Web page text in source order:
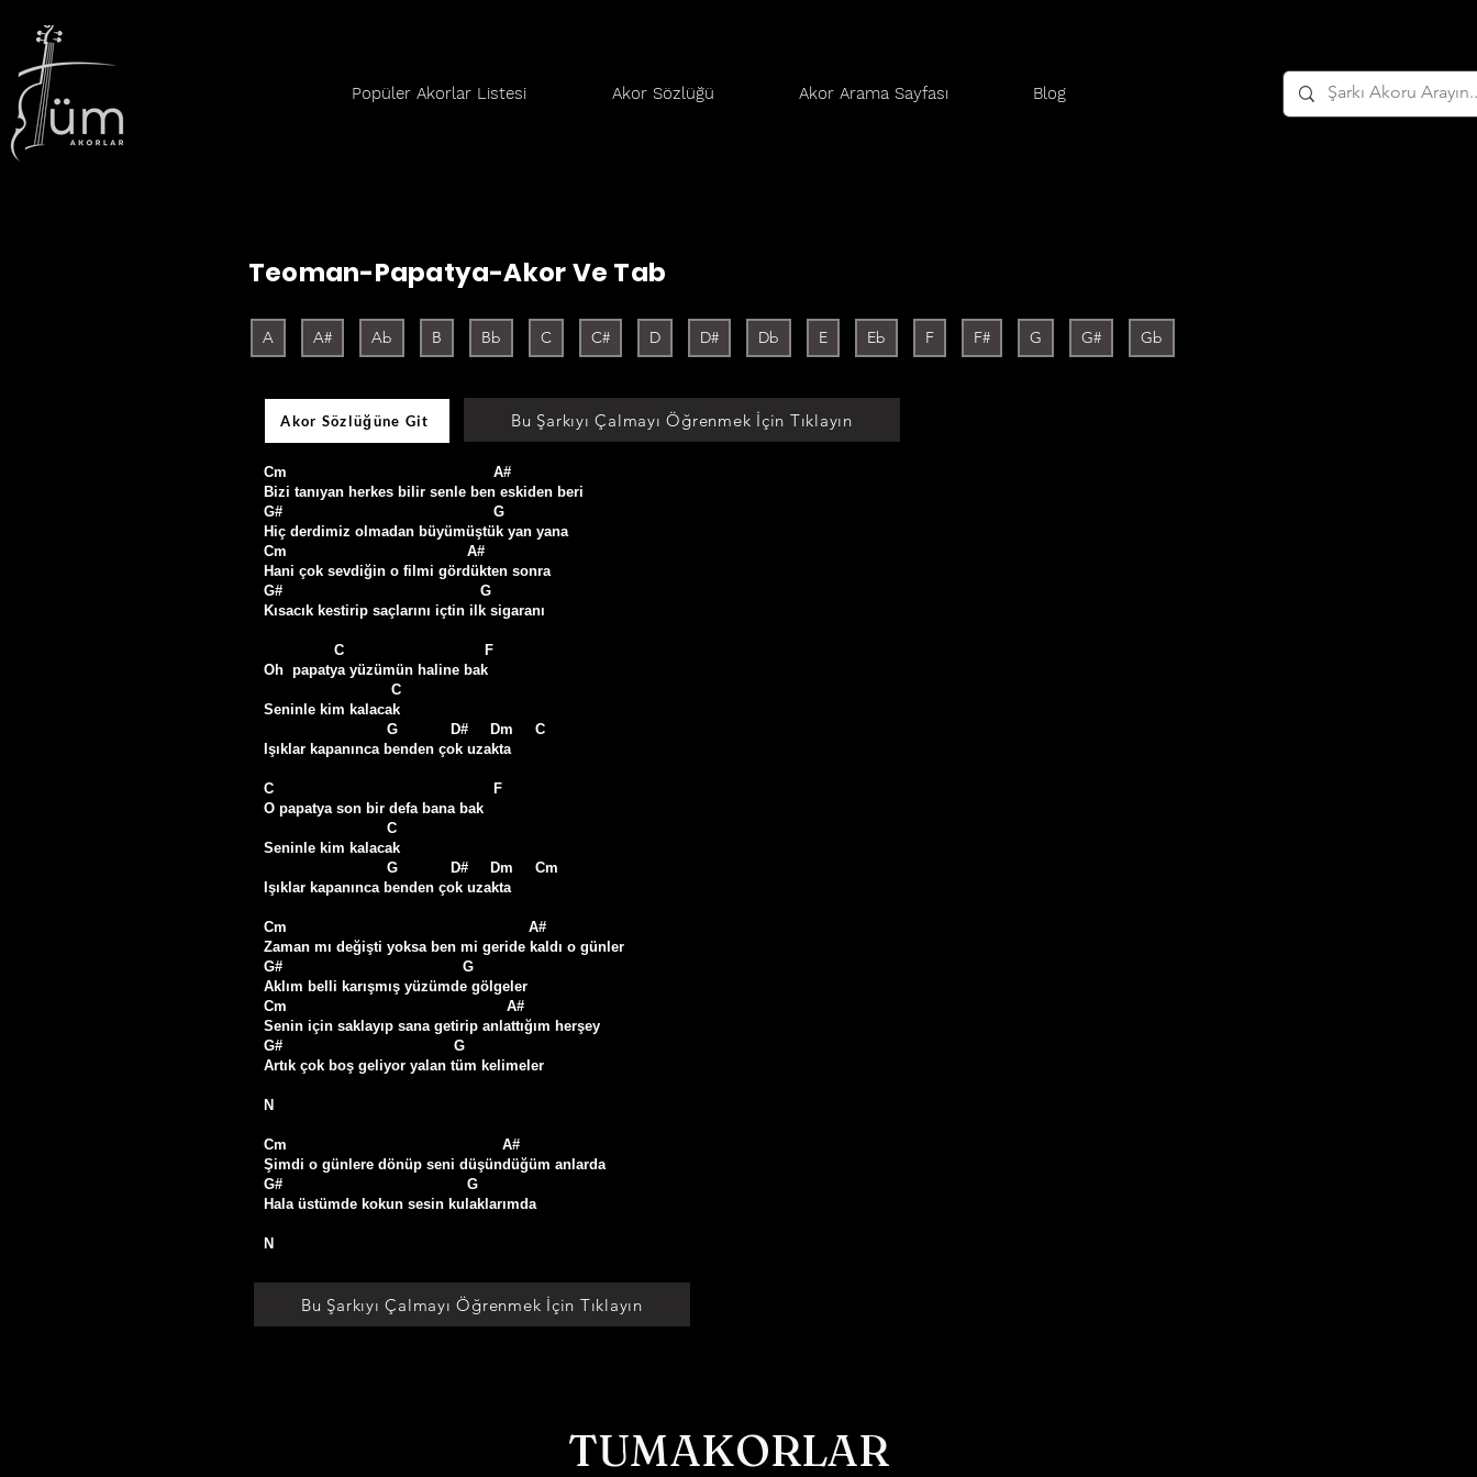
Popüler Akorlar Listesi Akor Sözlüğü Akor Arama Sayfası Blog
Teoman-Papatya-Akor Ve Tab
A A# Ab B Bb C C# D D# Db E Eb F F# G G# Gb
Akor Sözlüğüne Git Bu Şarkıyı Çalmayı Öğrenmek İçin Tıklayın
Cm                                               A#
Bizi tanıyan herkes bilir senle ben eskiden beri
G#                                                G
Hiç derdimiz olmadan büyümüştük yan yana
Cm                                         A#
Hani çok sevdiğin o filmi gördükten sonra
G#                                             G
Kısacık kestirip saçlarını içtin ilk sigaranı
Oh  papatya yüzümün haline bak
Seninle kim kalacak
Işıklar kapanınca benden çok uzakta
C                                                  F
O papatya son bir defa bana bak
Seninle kim kalacak
Işıklar kapanınca benden çok uzakta
Cm                                                       A#
Zaman mı değişti yoksa ben mi geride kaldı o günler
G#                                         G
Aklım belli karışmış yüzümde gölgeler
Cm                                                  A#
Senin için saklayıp sana getirip anlattığım herşey
G#                                       G
Artık çok boş geliyor yalan tüm kelimeler
N
Cm                                                 A#
Şimdi o günlere dönüp seni düşündüğüm anlarda
G#                                          G
Hala üstümde kokun sesin kulaklarımda
N
Bu Şarkıyı Çalmayı Öğrenmek İçin Tıklayın
TUMAKORLAR